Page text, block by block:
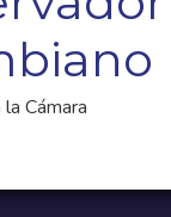
Cámara